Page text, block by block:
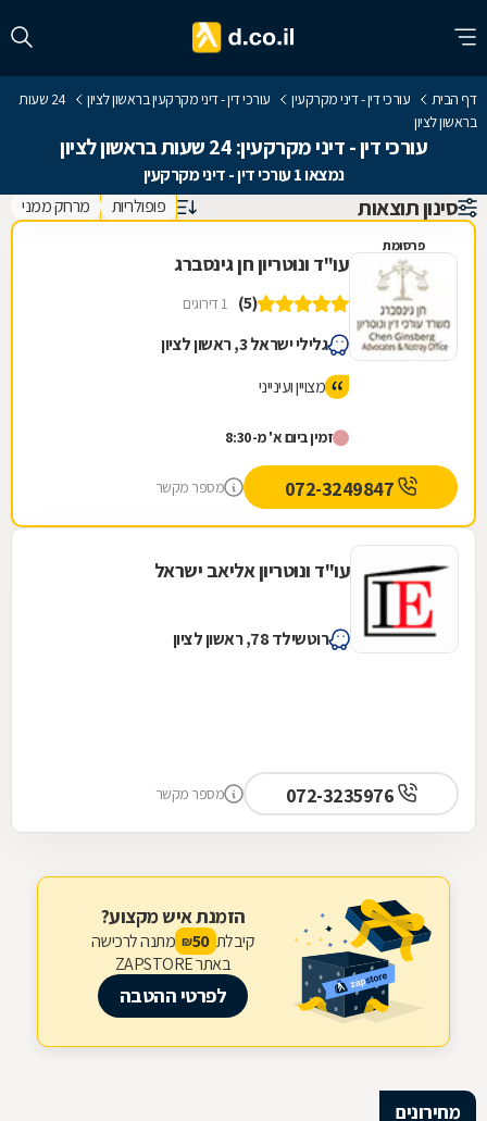
דף הבית עורכי דין - דיני מקרקעין עורכי דין - דיני מקרקעין בראשון לציון
24 שעות
בראשון לציון
עורכי דין - דיני מקרקעין: 24 שעות בראשון לציון
נמצאו 1 עורכי דין - דיני מקרקעין
סינון תוצאות פופולריות מרחק ממני
פרסומת
עו"ד ונוטריון חן גינסברג
(5) 1 דירוגים
גלילי ישראל 3, ראשון לציון
מצויין ועינייני
זמין ביום א' מ-8:30
מספר מקשר
עו"ד ונוטריון אליאב ישראל
רוטשילד 78, ראשון לציון
מספר מקשר
הזמנת איש מקצוע?
קיבלת 50
₪ מתנה לרכישה
באתר ZAPSTORE
לפרטי ההטבה
מחירונים